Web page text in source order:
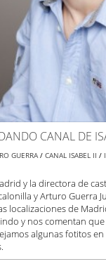
CANAL DE
GUERRA/ CANAL ISABEL II /
y la directora de
y Arturo Guerra
de
y nos comentan
algunas fotitos